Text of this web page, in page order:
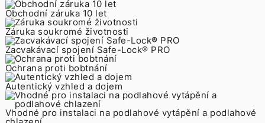
Obchodní záruka 10 let
Záruka soukromé životnosti
Zacvakávací spojení Safe-Lock® PRO
Ochrana proti bobtnání
Autentický vzhled a dojem
Vhodné pro instalaci na podlahové vytápění a podlahové